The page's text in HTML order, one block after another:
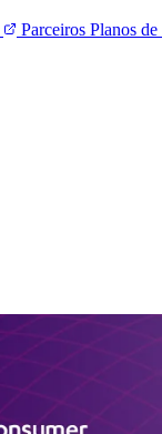
Parceiros Planos